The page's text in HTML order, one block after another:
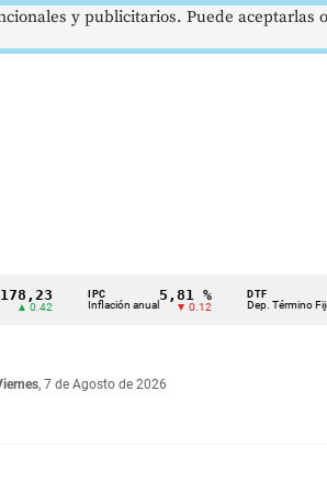
IPC
Inflación anual
5,81 %
▼ 0.12
DTF
Dep. Término Fijo
, 7 de Agosto de 2026
y publicitarios. Puede aceptarlas